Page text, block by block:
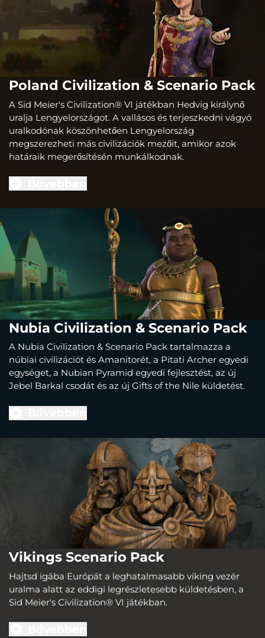
Poland Civilization & Scenario Pack
A Sid Meier's Civilization® VI játékban Hedvig királynő
uralja Lengyelországot. A vallásos és terjeszkedni vágyó
uralkodónak köszönhetően Lengyelország
megszerezheti más civilizációk mezőit, amikor azok
határaik megerősítésén munkálkodnak.
Nubia Civilization & Scenario Pack
A Nubia Civilization & Scenario Pack tartalmazza a
núbiai civilizációt és Amanitorét, a Pitati Archer egyedi
egységet, a Nubian Pyramid egyedi fejlesztést, az új
Jebel Barkal csodát és az új Gifts of the Nile küldetést.
Vikings Scenario Pack
Hajtsd igába Európát a leghatalmasabb viking vezér
uralma alatt az eddigi legrészletesebb küldetésben, a
Sid Meier's Civilization® VI játékban.